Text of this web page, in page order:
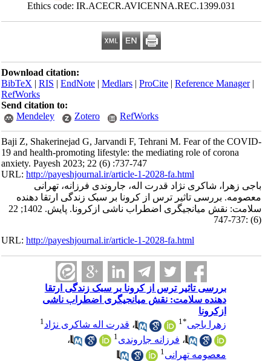
Ethics code: IR.ACECR.AVICENNA.REC.1399.031
Download citation:
BibTeX|RIS|EndNote|Medlars|ProCite|Reference Manager
RefWorks
Send citation to:
Mendeley
Zotero RefWorks
Baji Z, Shakerinejad G, Jarvandi F, Tehrani M. Fear of the COVID-
19 and health-promoting lifestyle: the mediating role of corona
anxiety. Payesh 2023; 22 (6) :737-747
URL:http://payeshjournal.ir/article-1-2028-fa.html
باجی زهرا، شاکری نژاد قدرت اله، جاروندی فرزانه، تهرانی
معصومه. بررسی تاثیر ترس از کرونا بر سبک زندگی ارتقا دهنده
سلامت: نقش میانجیگری اضطراب ناشی ازکرونا. پایش. 1402; 22
URL:http://payeshjournal.ir/article-1-2028-fa.html
بررسی تاثیر ترس از کرونا بر سبک زندگی ارتقا
دهنده سلامت: نقش میانجیگری اضطراب ناشی
ازکرونا
زهرا باجی
1 ،قدرت اله شاکری نژاد 1
،فرزانه جاروندی
،
معصومه تهرانی